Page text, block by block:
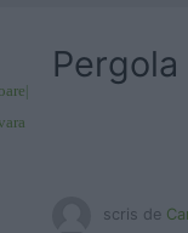
scris de